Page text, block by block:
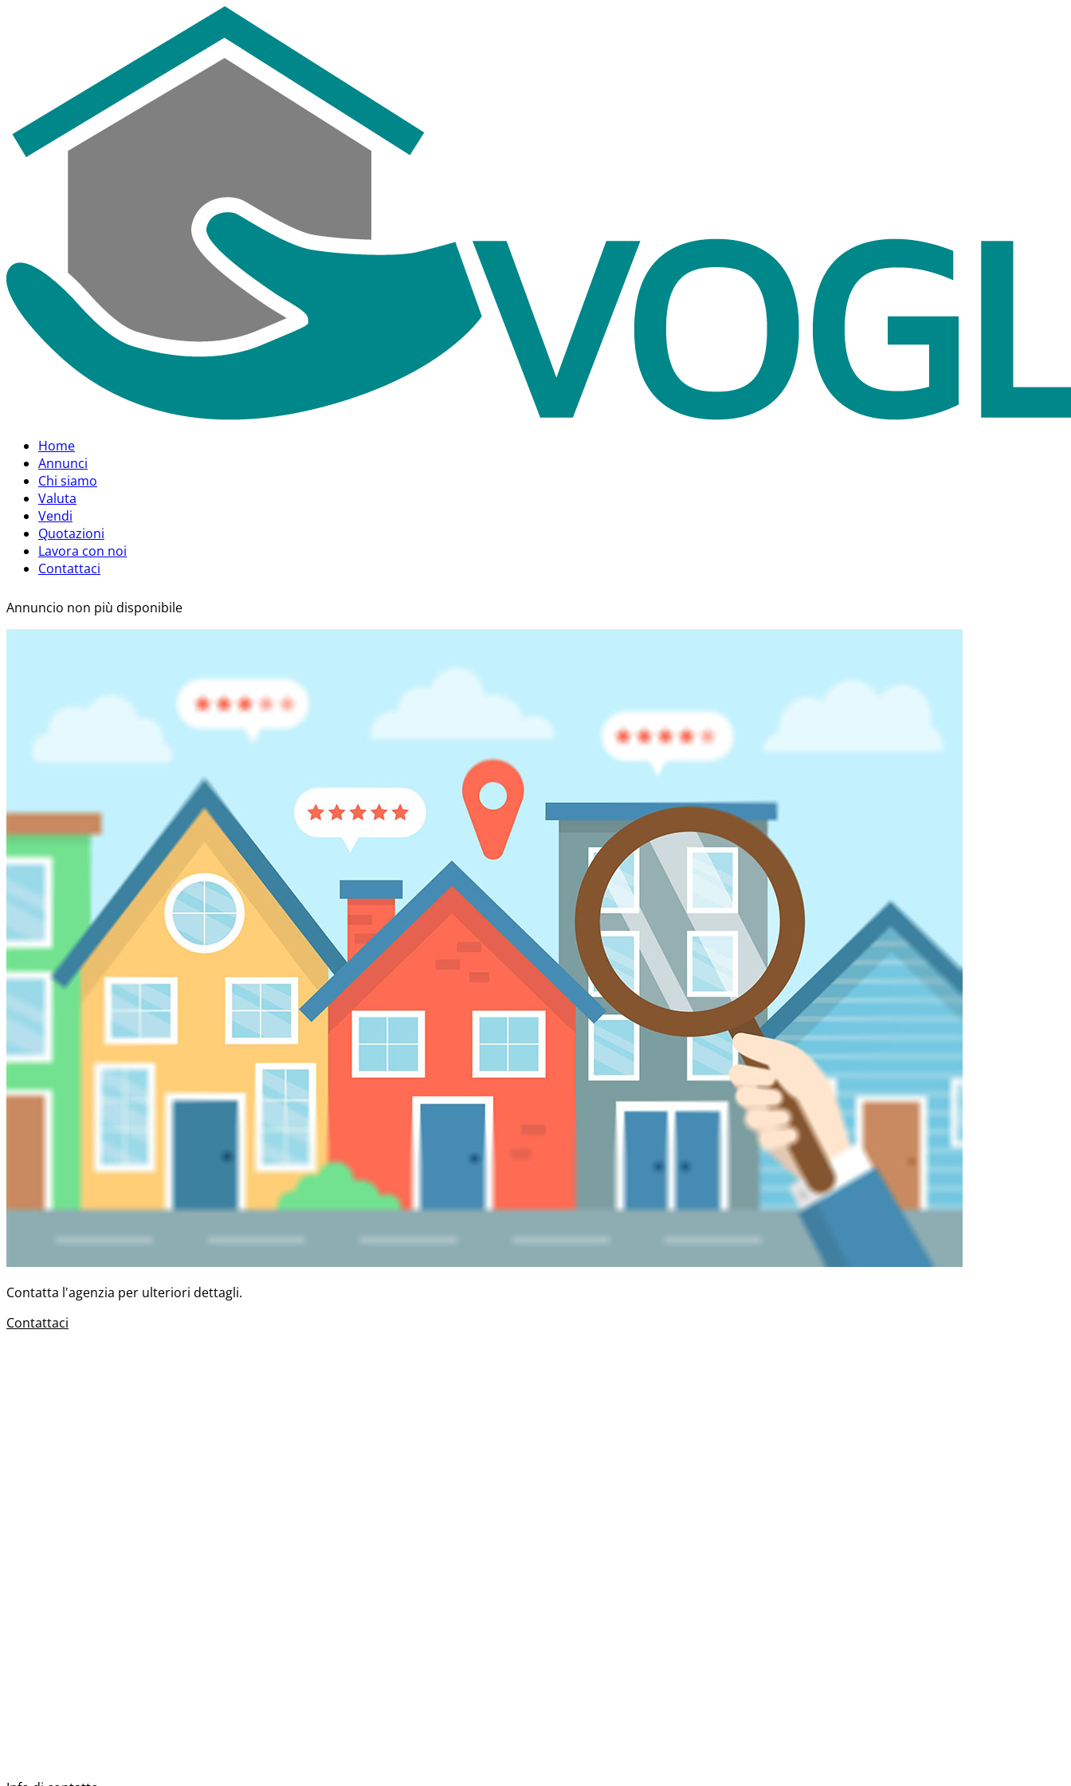
Home
Annunci
Chi siamo
Valuta
Vendi
Quotazioni
Lavora con noi
Contattaci
Annuncio non più disponibile
Contatta l'agenzia per ulteriori dettagli.
Contattaci